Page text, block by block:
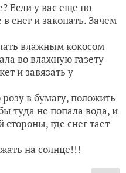
Если у вас еще по
снег и закопать. Зачем
влажным кокосом
во влажную газету
и завязать у
в бумагу, положить
туда не попала вода, и
стороны, где снег тает
на солнце!!!